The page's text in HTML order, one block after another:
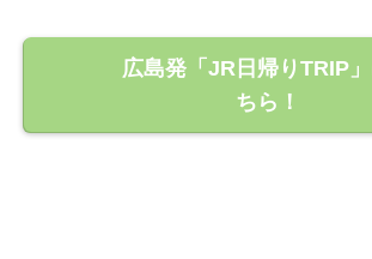
広島発「JR日帰りTRIP」
ちら！